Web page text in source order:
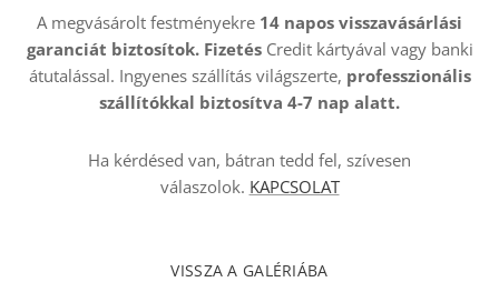
A megvásárolt festményekre 14 napos visszavásárlási
garanciát biztosítok. Fizetés Credit kártyával vagy banki
átutalással. Ingyenes szállítás világszerte, professzionális
szállítókkal biztosítva 4-7 nap alatt.
Ha kérdésed van, bátran tedd fel, szívesen
válaszolok. KAPCSOLAT
VISSZA A GALÉRIÁBA